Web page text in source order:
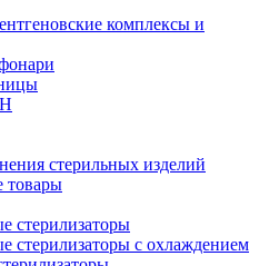
комплексы и
стерильных изделий
товары
стерилизаторы
стерилизаторы с охлаждением